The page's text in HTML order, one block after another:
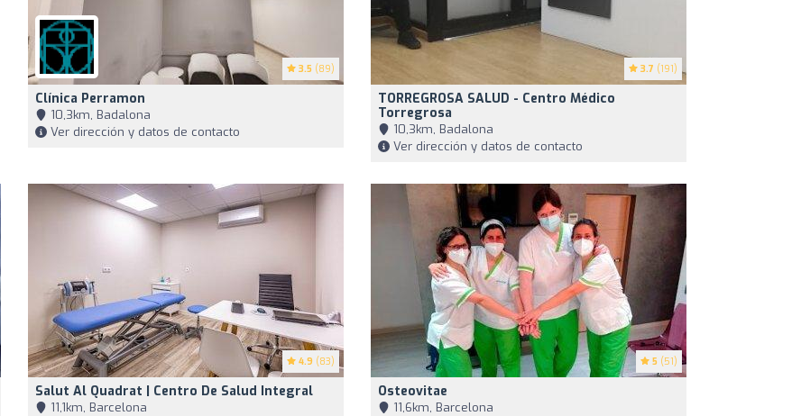
3.5 (89)
Clínica Perramon
10,3km, Badalona
Ver dirección y datos de contacto
3.7 (191)
TORREGROSA SALUD - Centro Médico
Torregrosa
10,3km, Badalona
Ver dirección y datos de contacto
4.9 (83)
Salut Al Quadrat | Centro De Salud Integral
11,1km, Barcelona
5 (51)
Osteovitae
11,6km, Barcelona